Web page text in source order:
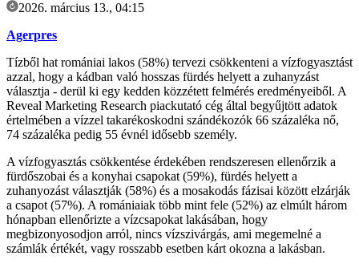
2026. március 13., 04:15
Agerpres
Tízből hat romániai lakos (58%) tervezi csökkenteni a vízfogyasztást
azzal, hogy a kádban való hosszas fürdés helyett a zuhanyzást
választja - derül ki egy kedden közzétett felmérés eredményeiből. A
Reveal Marketing Research piackutató cég által begyűjtött adatok
értelmében a vízzel takarékoskodni szándékozók 66 százaléka nő,
74 százaléka pedig 55 évnél idősebb személy.
A vízfogyasztás csökkentése érdekében rendszeresen ellenőrzik a
fürdőszobai és a konyhai csapokat (59%), fürdés helyett a
zuhanyozást választják (58%) és a mosakodás fázisai között elzárják
a csapot (57%). A romániaiak több mint fele (52%) az elmúlt három
hónapban ellenőrizte a vízcsapokat lakásában, hogy
megbizonyosodjon arról, nincs vízszivárgás, ami megemelné a
számlák értékét, vagy rosszabb esetben kárt okozna a lakásban.